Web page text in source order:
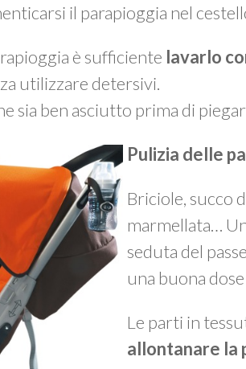
il parapioggia nel
è sufficiente lavarlo
utilizzare detersivi.
sia ben asciutto prima di
Pulizia delle
Briciole, succo
marmellata…
seduta del
una buona
Le parti in
allontanare la